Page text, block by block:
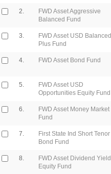
2.
FWD Asset Aggressive
Balanced Fund
3.
FWD Asset USD Balanced
Plus Fund
4. FWD Asset Bond Fund
5.
FWD Asset USD
Opportunities Equity Fund
6.
FWD Asset Money Market
Fund
7.
First State Ind Short Tenor
Bond Fund
8.
FWD Asset Dividend Yield
Equity Fund